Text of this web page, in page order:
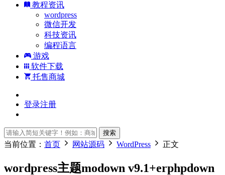
教程资讯
wordpress
微信开发
科技资讯
编程语言
游戏
软件下载
托售商城
登录注册
搜索
当前位置： 首页 网站源码 WordPress 正文
wordpress主题modown v9.1+erphpdown